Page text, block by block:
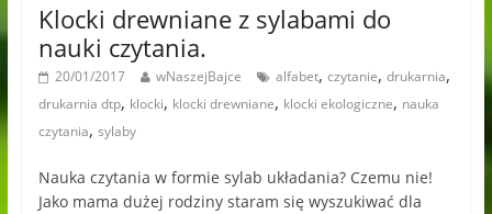
Klocki drewniane z sylabami do
nauki czytania.
20/01/2017 wNaszejBajce alfabet, czytanie, drukarnia,
drukarnia dtp, klocki, klocki drewniane, klocki ekologiczne, nauka
czytania, sylaby
Nauka czytania w formie sylab układania? Czemu nie!
Jako mama dużej rodziny staram się wyszukiwać dla